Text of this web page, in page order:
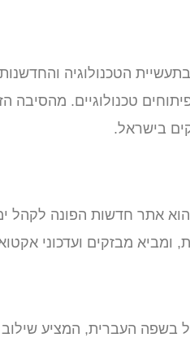
הטכנולוגיה
טכנולוגיים. מהסיבה
בישראל.
אתר חדשות הפונה לקהל
ומביא מבזקים ועדכוני
בשפה העברית, המציע